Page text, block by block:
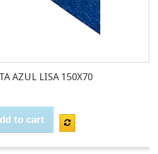
AZUL LISA 150X70
to cart